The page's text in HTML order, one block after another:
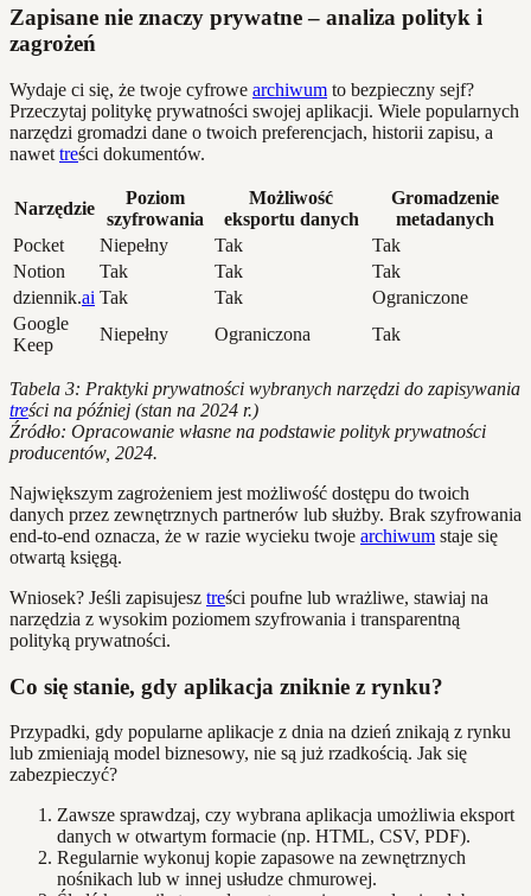
Zapisane nie znaczy prywatne – analiza polityk i
zagrożeń
Wydaje ci się, że twoje cyfrowe archiwum to bezpieczny sejf?
Przeczytaj politykę prywatności swojej aplikacji. Wiele popularnych
narzędzi gromadzi dane o twoich preferencjach, historii zapisu, a
nawet treści dokumentów.
Narzędzie
Poziom
szyfrowania
Możliwość
eksportu danych
Gromadzenie
metadanych
Pocket
Niepełny Tak
Tak
Notion
Tak Tak
Tak
dziennik.ai Tak Tak
Ograniczone
Google
Keep
Niepełny Ograniczona Tak
Tabela 3: Praktyki prywatności wybranych narzędzi do zapisywania
treści na później (stan na 2024 r.)
Źródło: Opracowanie własne na podstawie polityk prywatności
producentów, 2024.
Największym zagrożeniem jest możliwość dostępu do twoich
danych przez zewnętrznych partnerów lub służby. Brak szyfrowania
end-to-end oznacza, że w razie wycieku twoje archiwum staje się
otwartą księgą.
Wniosek? Jeśli zapisujesz treści poufne lub wrażliwe, stawiaj na
narzędzia z wysokim poziomem szyfrowania i transparentną
polityką prywatności.
Co się stanie, gdy aplikacja zniknie z rynku?
Przypadki, gdy popularne aplikacje z dnia na dzień znikają z rynku
lub zmieniają model biznesowy, nie są już rzadkością. Jak się
zabezpieczyć?
Zawsze sprawdzaj, czy wybrana aplikacja umożliwia eksport
danych w otwartym formacie (np. HTML, CSV, PDF).
Regularnie wykonuj kopie zapasowe na zewnętrznych
nośnikach lub w innej usłudze chmurowej.